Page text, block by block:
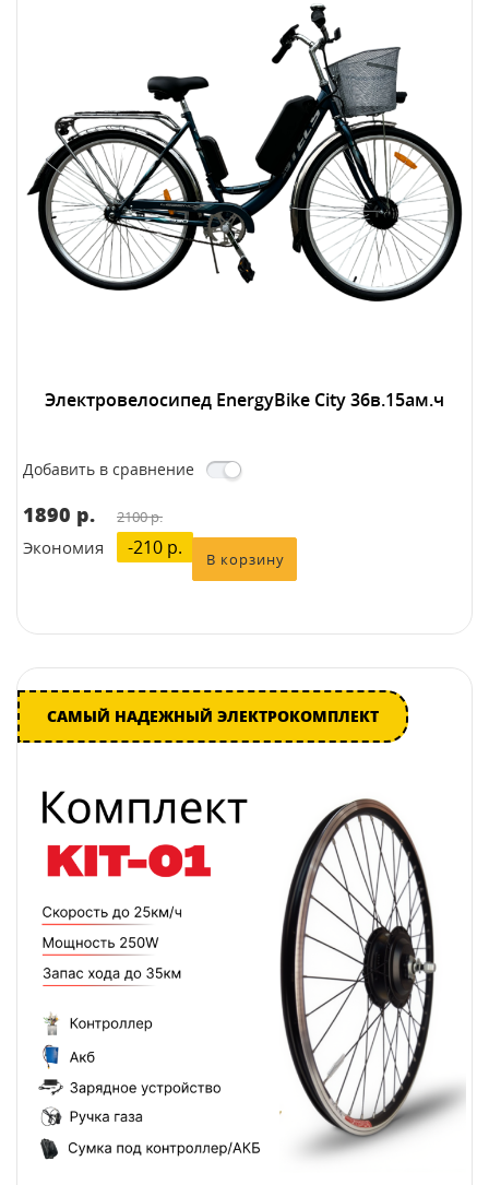
Электровелосипед EnergyBike City 36в.15ам.ч
Добавить в сравнение
1890 p. 2100 p.
Экономия -210 p.
САМЫЙ НАДЕЖНЫЙ ЭЛЕКТРОКОМПЛЕКТ